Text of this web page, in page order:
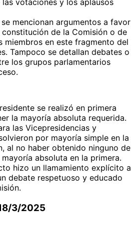
mencionan argumentos a favor
de la Comisión o de
miembros en este fragmento del
Tampoco se detallan debates o
los grupos parlamentarios
se realizó en primera
la mayoría absoluta requerida.
las Vicepresidencias y
por mayoría simple en la
al no haber obtenido ninguno de
absoluta en la primera.
hizo un llamamiento explícito a
debate respetuoso y educado
3/2025